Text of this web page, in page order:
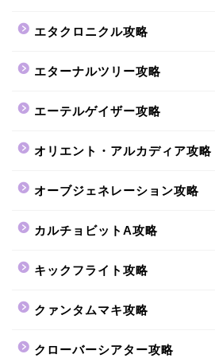
エタクロニクル攻略
エターナルツリー攻略
エーテルゲイザー攻略
オリエント・アルカディア攻略
オーブジェネレーション攻略
カルチョビットA攻略
キックフライト攻略
クァンタムマキ攻略
クローバーシアター攻略